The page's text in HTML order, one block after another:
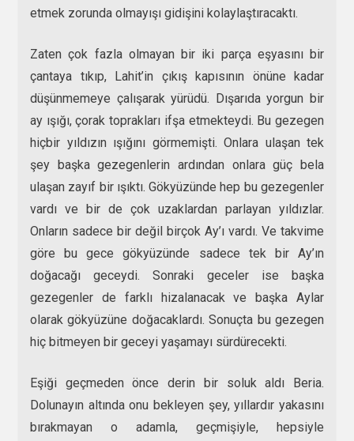
etmek zorunda olmayışı gidişini kolaylaştıracaktı.
Zaten çok fazla olmayan bir iki parça eşyasını bir
çantaya tıkıp, Lahit’in çıkış kapısının önüne kadar
düşünmemeye çalışarak yürüdü. Dışarıda yorgun bir
ay ışığı, çorak toprakları ifşa etmekteydi. Bu gezegen
hiçbir yıldızın ışığını görmemişti. Onlara ulaşan tek
şey başka gezegenlerin ardından onlara güç bela
ulaşan zayıf bir ışıktı. Gökyüzünde hep bu gezegenler
vardı ve bir de çok uzaklardan parlayan yıldızlar.
Onların sadece bir değil birçok Ay’ı vardı. Ve takvime
göre bu gece gökyüzünde sadece tek bir Ay’ın
doğacağı geceydi. Sonraki geceler ise başka
gezegenler de farklı hizalanacak ve başka Aylar
olarak gökyüzüne doğacaklardı. Sonuçta bu gezegen
hiç bitmeyen bir geceyi yaşamayı sürdürecekti.
Eşiği geçmeden önce derin bir soluk aldı Beria.
Dolunayın altında onu bekleyen şey, yıllardır yakasını
bırakmayan o adamla, geçmişiyle, hepsiyle